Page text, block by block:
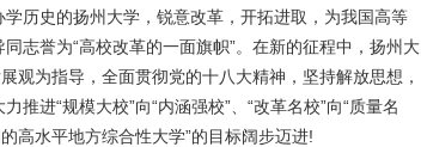
史的扬州大学，锐意改革，开拓进取，为我国高等
志誉为“高校改革的一面旗帜”。在新的征程中，扬州大
观为指导，全面贯彻党的十八大精神，坚持解放思想，
进“规模大校”向“内涵强校”、“改革名校”向“质量名
高水平地方综合性大学”的目标阔步迈进!